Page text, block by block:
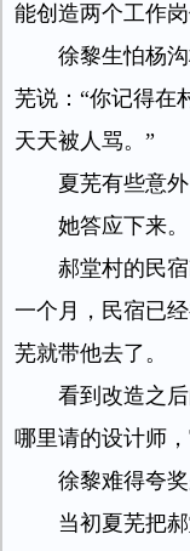
能创造两个工作岗
徐黎生怕杨
芜说：“你记得在
天天被人骂。”
夏芜有些意
她答应下来。
郝堂村的民
一个月，民宿已
芜就带他去了。
看到改造之
哪里请的设计师
徐黎难得夸
当初夏芜把